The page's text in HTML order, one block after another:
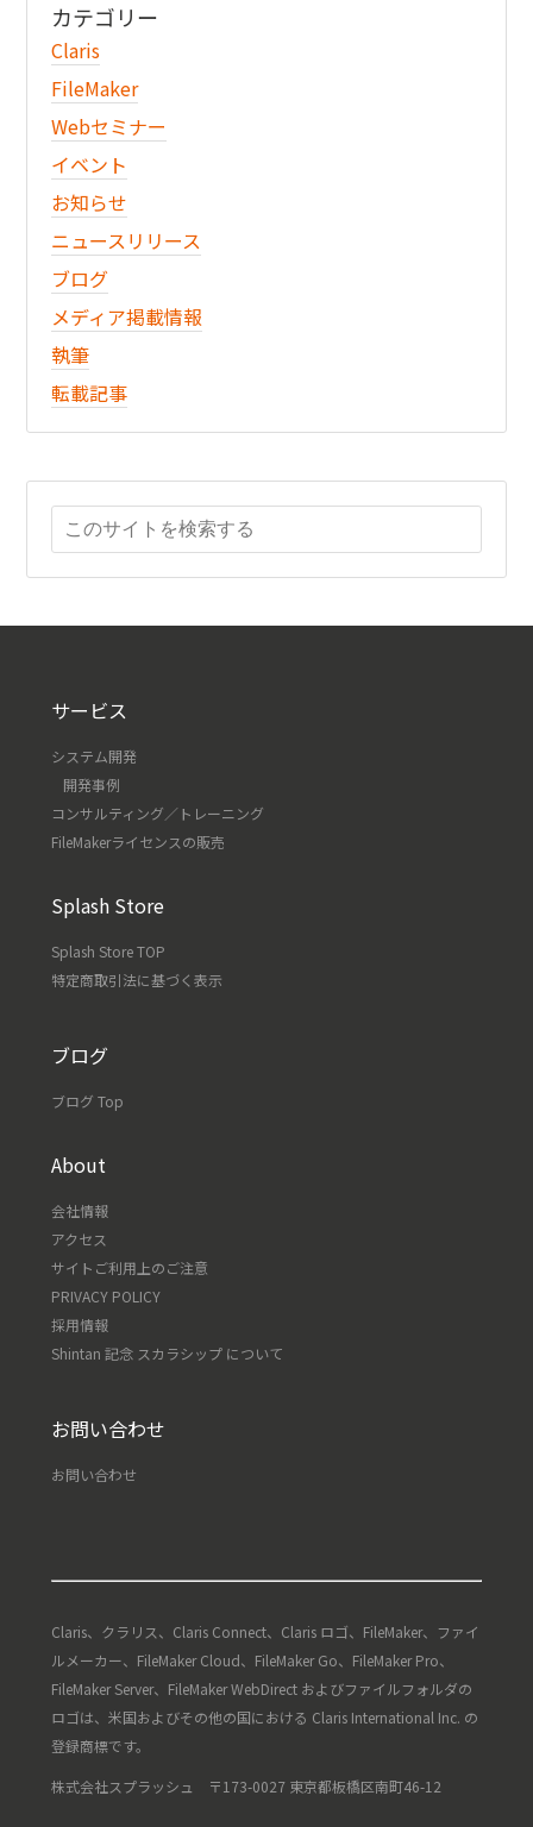
カテゴリー
Claris
FileMaker
Webセミナー
イベント
お知らせ
ニュースリリース
ブログ
メディア掲載情報
執筆
転載記事
サービス
システム開発
開発事例
コンサルティング／トレーニング
FileMakerライセンスの販売
Splash Store
Splash Store TOP
特定商取引法に基づく表示
ブログ
ブログ Top
About
会社情報
アクセス
サイトご利用上のご注意
PRIVACY POLICY
採用情報
Shintan 記念 スカラシップ について
お問い合わせ
お問い合わせ
Claris、クラリス、Claris Connect、Claris ロゴ、FileMaker、ファイ
ルメーカー、FileMaker Cloud、FileMaker Go、FileMaker Pro、
FileMaker Server、FileMaker WebDirect およびファイルフォルダの
ロゴは、米国およびその他の国における Claris International Inc. の
登録商標です。
株式会社スプラッシュ 〒173-0027 東京都板橋区南町46-12